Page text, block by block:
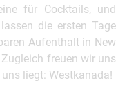
für Cocktails, und
die ersten Tage
Aufenthalt in New
freuen wir uns
liegt: Westkanada!